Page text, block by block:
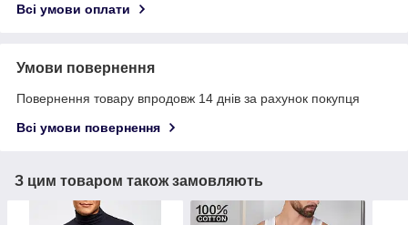
Всі умови оплати
Умови повернення
Повернення товару впродовж 14 днів за рахунок покупця
Всі умови повернення
З цим товаром також замовляють